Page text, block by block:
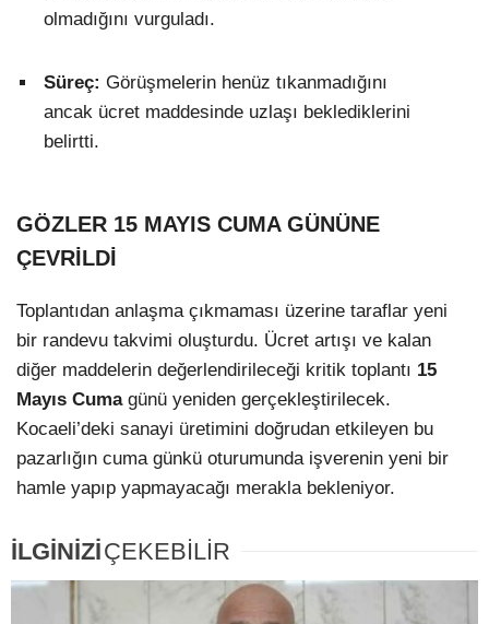
olmadığını vurguladı.
Süreç: Görüşmelerin henüz tıkanmadığını
ancak ücret maddesinde uzlaşı beklediklerini
belirtti.
GÖZLER 15 MAYIS CUMA GÜNÜNE
ÇEVRİLDİ
Toplantıdan anlaşma çıkmaması üzerine taraflar yeni
bir randevu takvimi oluşturdu. Ücret artışı ve kalan
diğer maddelerin değerlendirileceği kritik toplantı 15
Mayıs Cumagünü yeniden gerçekleştirilecek.
Kocaeli’deki sanayi üretimini doğrudan etkileyen bu
pazarlığın cuma günkü oturumunda işverenin yeni bir
hamle yapıp yapmayacağı merakla bekleniyor.
İLGİNİZİÇEKEBİLİR